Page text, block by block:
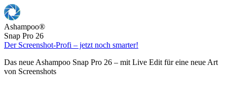
Ashampoo®
Snap Pro 26
Der Screenshot-Profi – jetzt noch smarter!
Das neue Ashampoo Snap Pro 26 – mit Live Edit für eine neue Art
von Screenshots